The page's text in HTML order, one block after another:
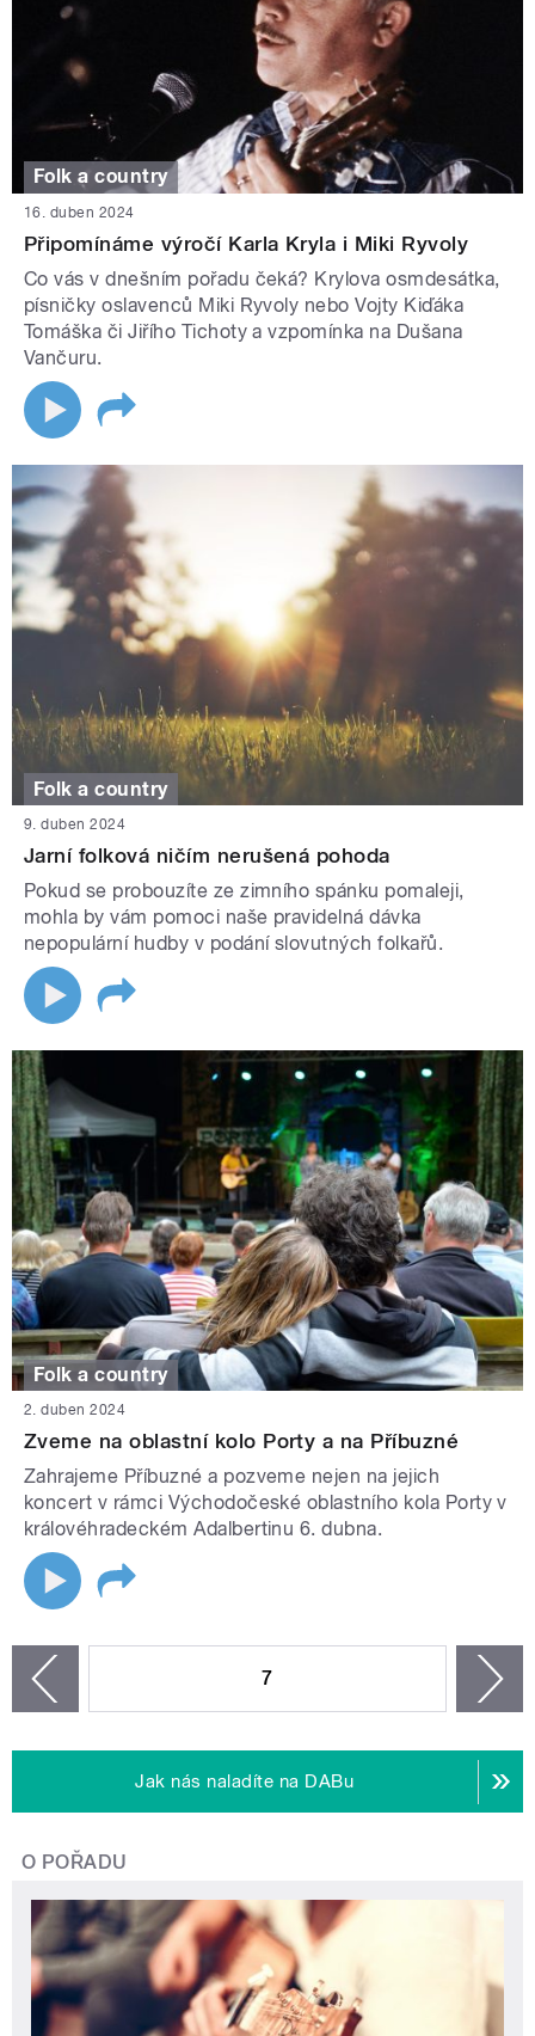
Folk a country
16. duben 2024
Připomínáme výročí Karla Kryla i Miki Ryvoly
Co vás v dnešním pořadu čeká? Krylova osmdesátka,
písničky oslavenců Miki Ryvoly nebo Vojty Kiďáka
Tomáška či Jiřího Tichoty a vzpomínka na Dušana
Vančuru.
Folk a country
9. duben 2024
Jarní folková ničím nerušená pohoda
Pokud se probouzíte ze zimního spánku pomaleji,
mohla by vám pomoci naše pravidelná dávka
nepopulární hudby v podání slovutných folkařů.
Folk a country
2. duben 2024
Zveme na oblastní kolo Porty a na Příbuzné
Zahrajeme Příbuzné a pozveme nejen na jejich
koncert v rámci Východočeské oblastního kola Porty v
královéhradeckém Adalbertinu 6. dubna.
7
Jak nás naladíte na DABu
O POŘADU